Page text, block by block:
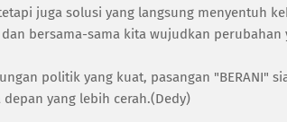
juga solusi yang langsung menyentuh
bersama-sama kita wujudkan perubahan
politik yang kuat, pasangan "BERANI"
yang lebih cerah.(Dedy)